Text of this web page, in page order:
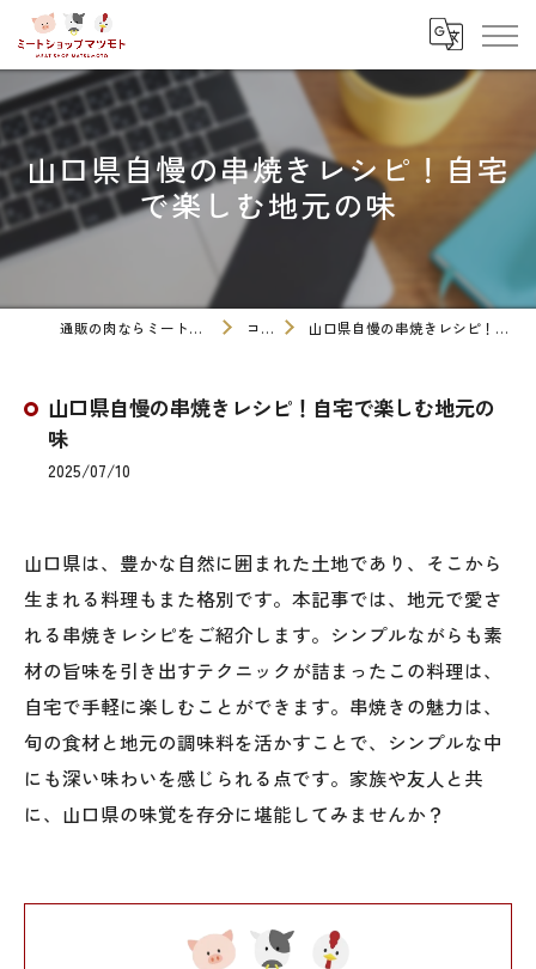
山口県自慢の串焼きレシピ！自宅
で楽しむ地元の味
通販の肉ならミートショップマツモト コラム 山口県自慢の串焼きレシピ！自宅で楽しむ地元の味
山口県自慢の串焼きレシピ！自宅で楽しむ地元の
味
2025/07/10
山口県は、豊かな自然に囲まれた土地であり、そこから
生まれる料理もまた格別です。本記事では、地元で愛さ
れる串焼きレシピをご紹介します。シンプルながらも素
材の旨味を引き出すテクニックが詰まったこの料理は、
自宅で手軽に楽しむことができます。串焼きの魅力は、
旬の食材と地元の調味料を活かすことで、シンプルな中
にも深い味わいを感じられる点です。家族や友人と共
に、山口県の味覚を存分に堪能してみませんか？